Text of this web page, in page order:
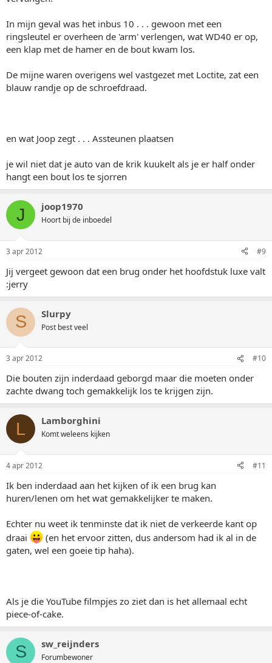
In mijn geval was het inbus 10 . . . gewoon met een
ringsleutel er overheen de 'arm' verlengen, wat WD40 er op,
een klap met de hamer en de bout kwam los.
De mijne waren overigens wel vastgezet met Loctite, zat een
blauw randje op de schroefdraad.
en wat Joop zegt . . . Assteunen plaatsen
je wil niet dat je auto van de krik kuukelt als je er half onder
hangt een bout los te sjorren
J joop1970
Hoort bij de inboedel
3 apr 2012 #9
Jij vergeet gewoon dat een brug onder het hoofdstuk luxe valt
:jerry
S Slurpy
Post best veel
3 apr 2012 #10
Die bouten zijn inderdaad geborgd maar die moeten onder
zachte dwang toch gemakkelijk los te krijgen zijn.
L Lamborghini
Komt weleens kijken
4 apr 2012 #11
Ik ben inderdaad aan het kijken of ik een brug kan
huren/lenen om het wat gemakkelijker te maken.
Echter nu weet ik tenminste dat ik niet de verkeerde kant op
draai
(en het ervoor zitten, dus andersom had ik al in de
gaten, wel een goeie tip haha).
Als je die YouTube filmpjes zo ziet dan is het allemaal echt
piece-of-cake.
S sw_reijnders
Forumbewoner